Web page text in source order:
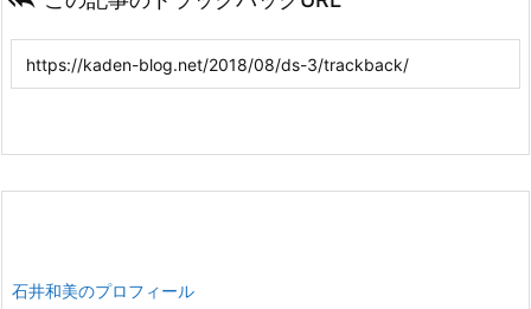
石井和美のプロフィール